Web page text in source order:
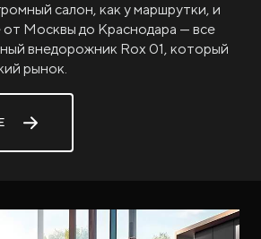
салон, как у маршрутки, и
от Москвы до Краснодара — все
внедорожник Rox 01, который
рынок.